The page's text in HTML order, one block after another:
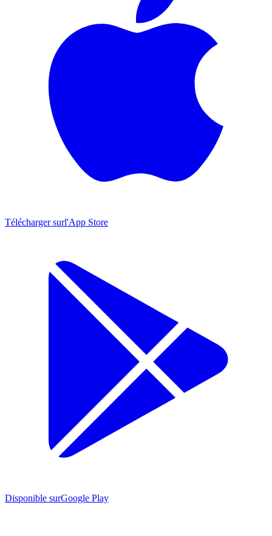
Télécharger surl'App Store
Disponible surGoogle Play